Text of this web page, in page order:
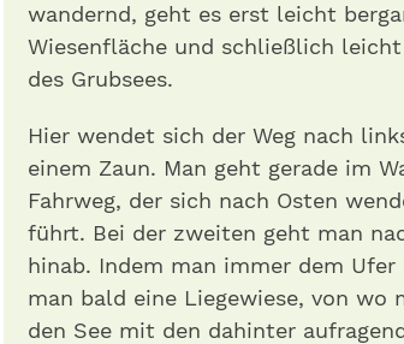
wandernd, geht es erst leicht
Wiesenfläche und schließlich
des Grubsees.
Hier wendet sich der Weg nach
einem Zaun. Man geht gerade im
Fahrweg, der sich nach Osten
führt. Bei der zweiten geht man
hinab. Indem man immer dem
man bald eine Liegewiese, von
den See mit den dahinter